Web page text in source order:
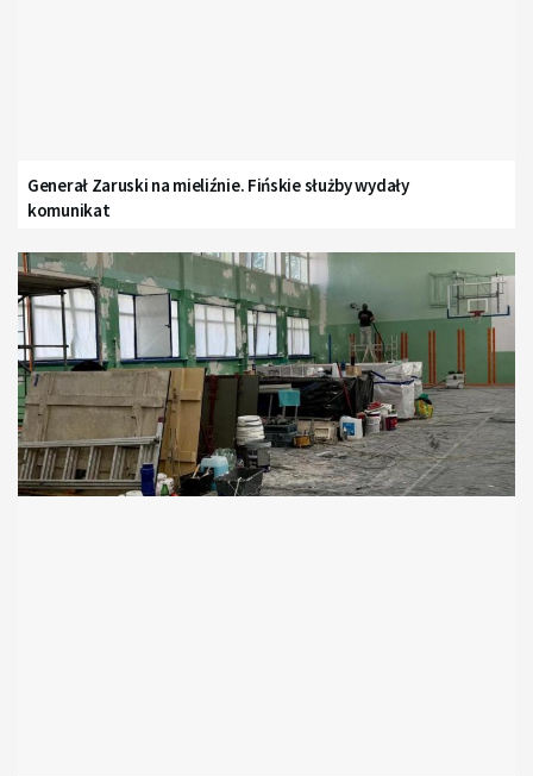
Generał Zaruski na mieliźnie. Fińskie służby wydały
komunikat